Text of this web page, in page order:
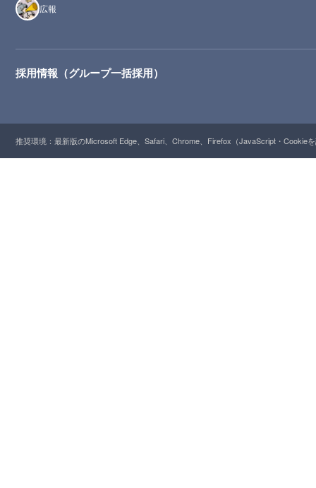
広報
採用情報（グループ一括採用）
推奨環境：最新版のMicrosoft Edge、Safari、Chrome、Firefox（JavaScript・Cookie